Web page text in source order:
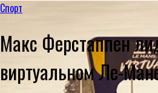
Спорт
Макс Ферстаппен
виртуальном Ле-